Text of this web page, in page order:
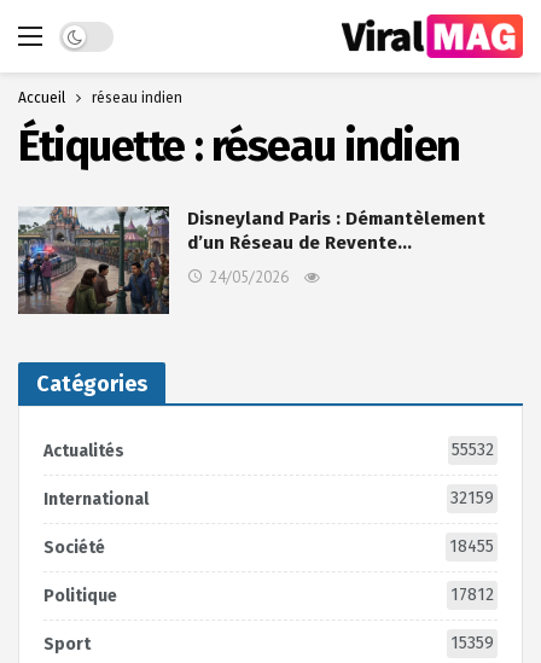
Dark mode
Accueil réseau indien
Étiquette : réseau indien
Disneyland Paris : Démantèlement
d’un Réseau de Revente…
24/05/2026
Catégories
Actualités 55532
International 32159
Société 18455
Politique 17812
Sport 15359